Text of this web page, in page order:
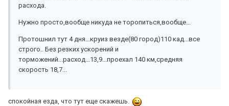
расхода.
Нужно просто,вообще никуда не торопиться,вообще...
Протошнил тут 4 дня...круиз везде(80 город)110 кад...все
строго.. Без резких ускорений и
торможений...расход...13,9...проехал 140 км,средняя
скорость 18,7...
спокойная езда, что тут еще скажешь.